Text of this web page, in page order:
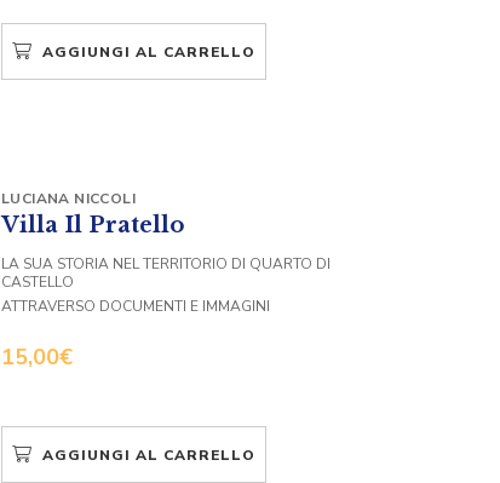
AGGIUNGI AL CARRELLO
Villa Il Pratello
15,00€
LUCIANA NICCOLI
LA SUA STORIA NEL TERRITORIO DI QUARTO DI
CASTELLO
ATTRAVERSO DOCUMENTI E IMMAGINI
AGGIUNGI AL CARRELLO